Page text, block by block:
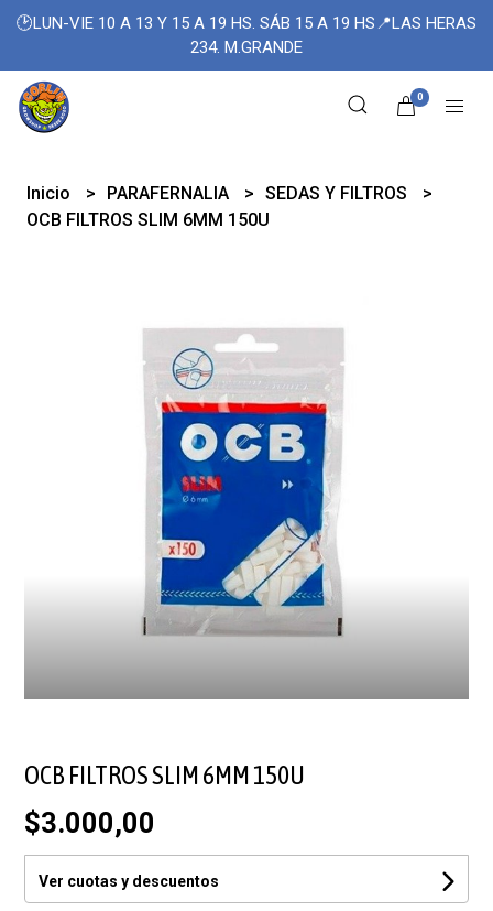
🕑LUN-VIE 10 A 13 Y 15 A 19 HS. SÁB 15 A 19 HS📍LAS HERAS
234. M.GRANDE
0
Inicio PARAFERNALIA
SEDAS Y FILTROS
OCB FILTROS SLIM 6MM 150U
OCB FILTROS SLIM 6MM 150U
$3.000,00
Ver cuotas y descuentos